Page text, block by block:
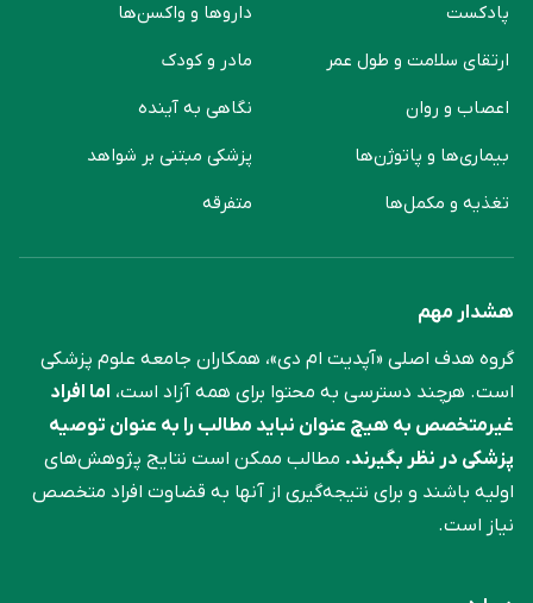
پادکست
ارتقای سلامت و طول عمر
اعصاب و روان
بیماری‌ها و پاتوژن‌ها
تغذیه و مکمل‌ها
دارو‌ها و واکسن‌ها
مادر و کودک
نگاهی به آینده
پزشکی مبتنی بر شواهد
متفرقه
هشدار مهم
گروه هدف اصلی «آپدیت ام دی»، همکاران جامعه علوم ‌پزشکی
است. هرچند دسترسی به محتوا برای همه آزاد است، اما افراد
غیرمتخصص به هیچ عنوان نباید مطالب را به عنوان توصیه
پزشکی در نظر بگیرند. مطالب ممکن است نتایج پژوهش‌های
اولیه باشند و برای نتیجه‌گیری از آنها به قضاوت افراد متخصص
نیاز است.